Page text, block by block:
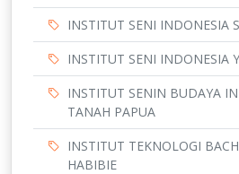
INSTITUT SENI INDONESIA
INSTITUT SENI INDONESIA
INSTITUT SENIN BUDAYA
TANAH PAPUA
INSTITUT TEKNOLOGI
HABIBIE